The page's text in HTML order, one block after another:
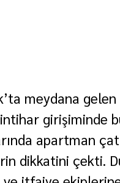
meydana
intihar girişiminde
apartman
dikkatini çekti.